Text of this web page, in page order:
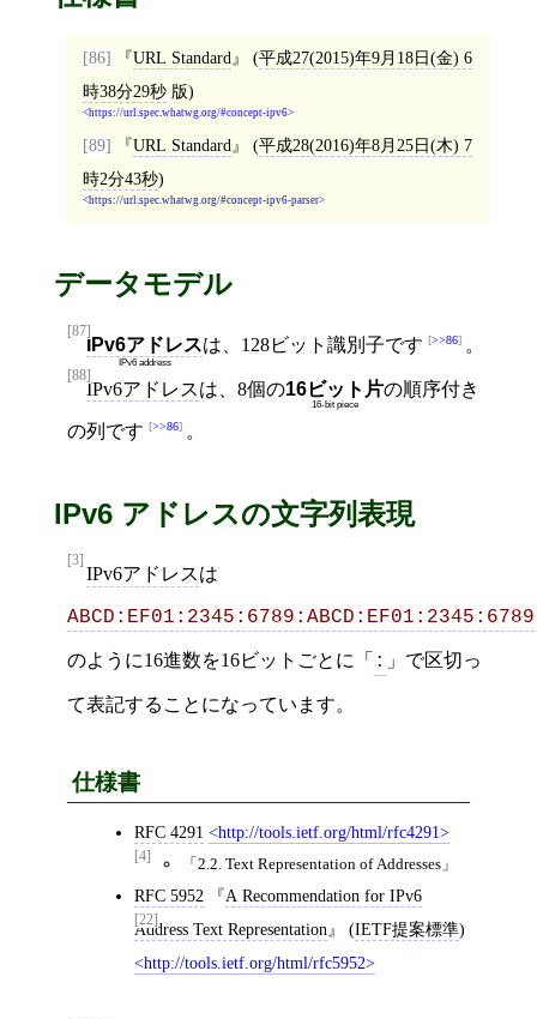
[86] URL Standard (平成27(2015)年9月18日(金) 6
時38分29秒版)
https://url.spec.whatwg.org/#concept-ipv6
[89] URL Standard (平成28(2016)年8月25日(木) 7
時2分43秒)
https://url.spec.whatwg.org/#concept-ipv6-parser
データモデル
[87]
IPv6アドレス
IPv6 address
は、128ビット識別子です >>86 。
[88]
IPv6アドレスは、8個の16ビット片
16-bit piece
の順序付き
の列です >>86 。
IPv6 アドレスの文字列表現
[3]
IPv6アドレスは
ABCD:EF01:2345:6789:ABCD:EF01:2345:6789
のように16進数を16ビットごとに「 : 」で区切っ
て表記することになっています。
仕様書
[4]
RFC 4291 http://tools.ietf.org/html/rfc4291
2.2. Text Representation of Addresses
[22]
RFC 5952
A Recommendation for IPv6
Address Text Representation
(IETF提案標準)
http://tools.ietf.org/html/rfc5952